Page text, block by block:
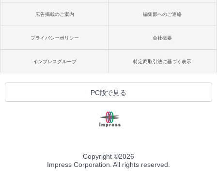
広告掲載のご案内 編集部へのご連絡
プライバシーポリシー 会社概要
インプレスグループ 特定商取引法に基づく表示
PC版で見る
Copyright ©2026
Impress Corporation. All rights reserved.